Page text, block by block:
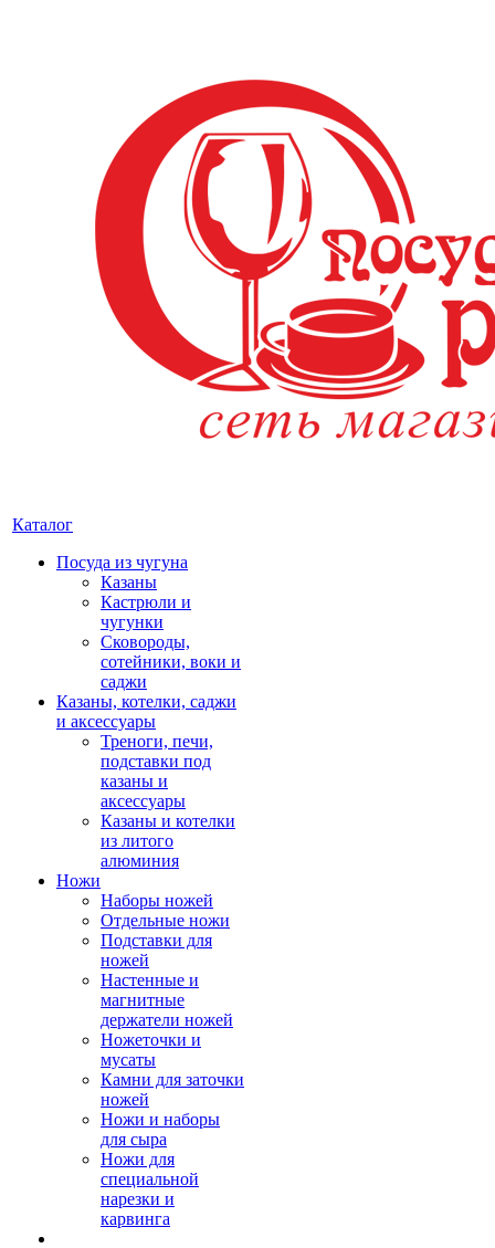
Каталог
Посуда из чугуна
Казаны
Кастрюли и
чугунки
Сковороды,
сотейники, воки и
саджи
Казаны, котелки, саджи
и аксессуары
Треноги, печи,
подставки под
казаны и
аксессуары
Казаны и котелки
из литого
алюминия
Ножи
Наборы ножей
Отдельные ножи
Подставки для
ножей
Настенные и
магнитные
держатели ножей
Ножеточки и
мусаты
Камни для заточки
ножей
Ножи и наборы
для сыра
Ножи для
специальной
нарезки и
карвинга